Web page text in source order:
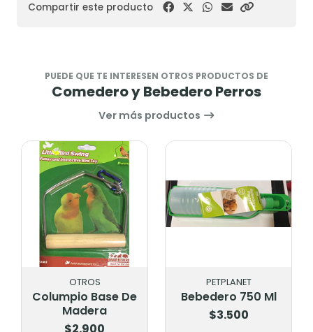
Compartir este producto
PUEDE QUE TE INTERESEN OTROS PRODUCTOS DE
Comedero y Bebedero Perros
Ver más productos
OTROS
Columpio Base De
Madera
PETPLANET
Bebedero 750 Ml
$3.500